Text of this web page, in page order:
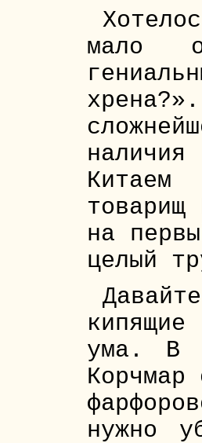
мало
наличия
товарищ
на
целый
ума. В
Корчмар
нужно